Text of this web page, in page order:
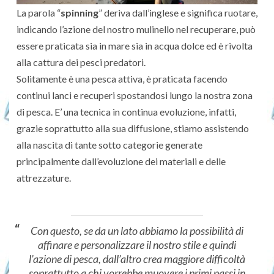
La parola “spinning” deriva dall’inglese e significa ruotare,
indicando l’azione del nostro mulinello nel recuperare, può
essere praticata sia in mare sia in acqua dolce ed è rivolta
alla cattura dei pesci predatori.
Solitamente è una pesca attiva, è praticata facendo
continui lanci e recuperi spostandosi lungo la nostra zona
di pesca. E’ una tecnica in continua evoluzione, infatti,
grazie soprattutto alla sua diffusione, stiamo assistendo
alla nascita di tante sotto categorie generate
principalmente dall’evoluzione dei materiali e delle
attrezzature.
Con questo, se da un lato abbiamo la possibilità di
affinare e personalizzare il nostro stile e quindi
l’azione di pesca, dall’altro crea maggiore difficoltà